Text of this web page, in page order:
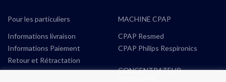
Pour les particuliers
Informations livraison
Informations Paiement
Retour et Rétractation
MACHINE CPAP
CPAP Resmed
CPAP Philips Respironics
CONCENTRATEUR